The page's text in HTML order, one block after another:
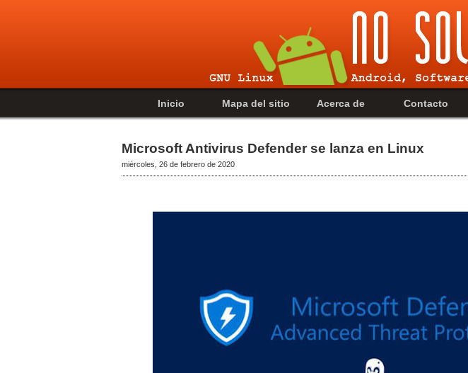
Inicio Mapa del sitio Acerca de Contacto
Microsoft Antivirus Defender se lanza en Linux
miércoles, 26 de febrero de 2020